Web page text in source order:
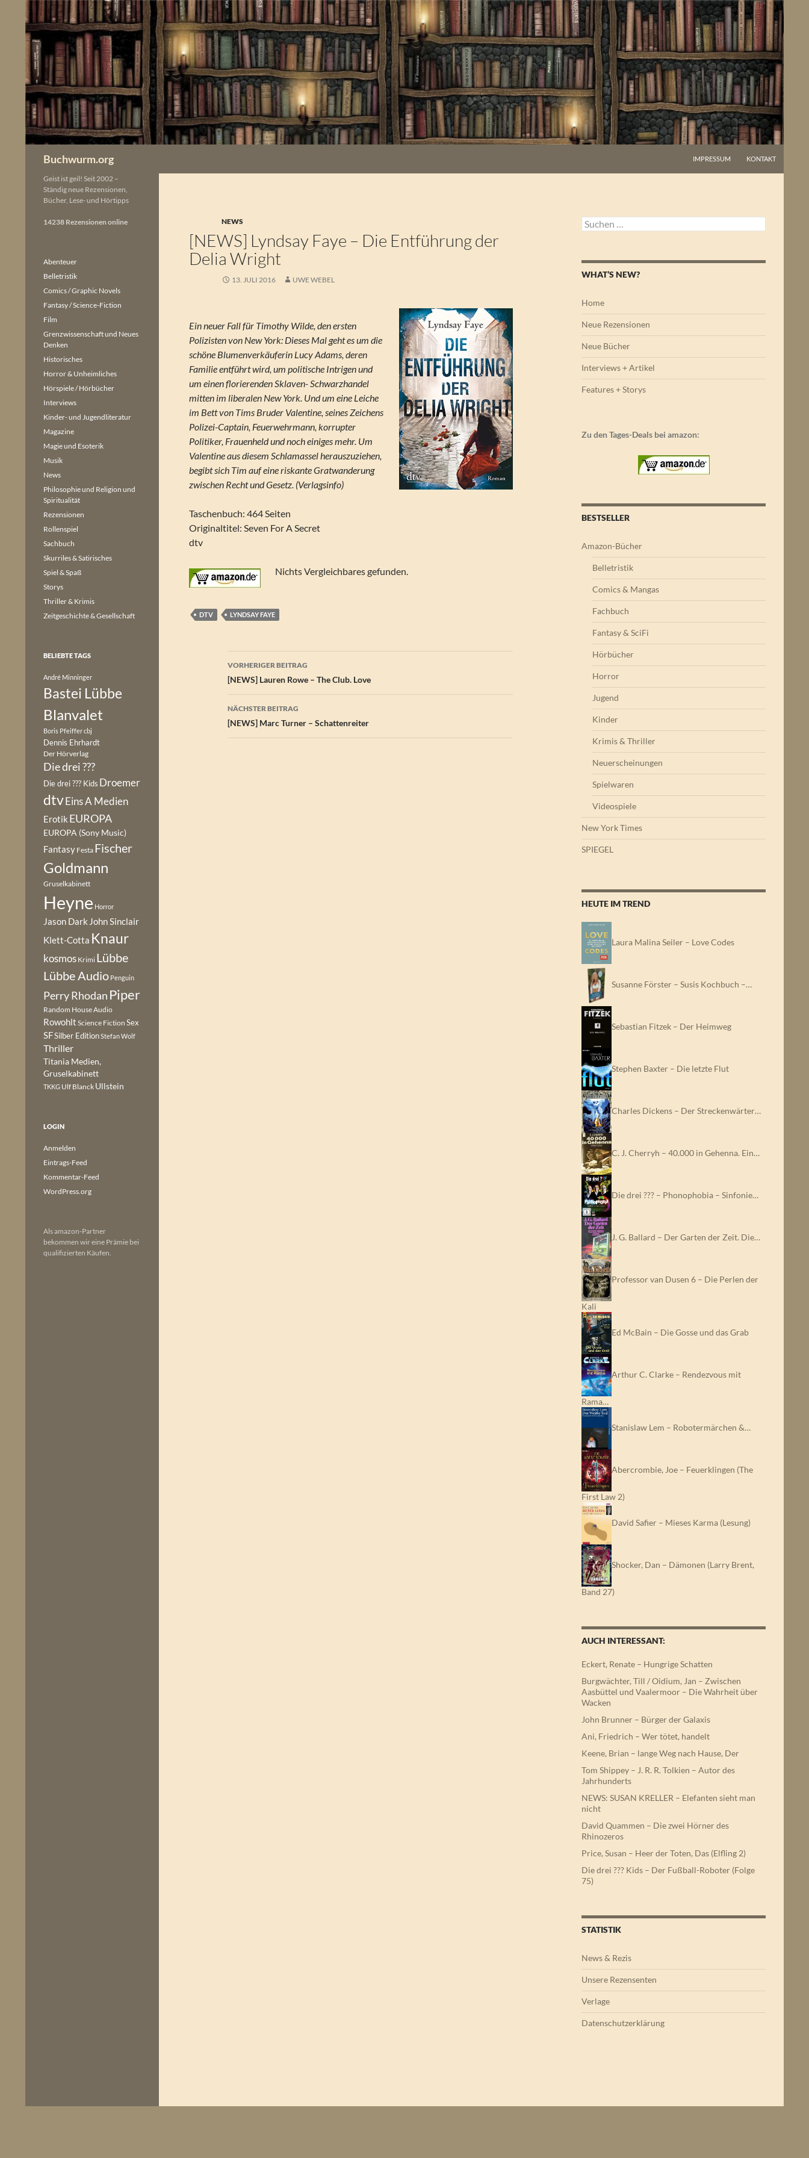
springen
Buchwurm.org IMPRESSUM KONTAKT
NEWS
[NEWS] Lyndsay Faye – Die Entführung der
Delia Wright
13. JULI 2016 UWE WEBEL
Ein neuer Fall für Timothy Wilde, den ersten
Polizisten von New York: Dieses Mal geht es um die
schöne Blumenverkäuferin Lucy Adams, deren
Familie entführt wird, um politische Intrigen und
um einen florierenden Sklaven- Schwarzhandel
mitten im liberalen New York. Und um eine Leiche
im Bett von Tims Bruder Valentine, seines Zeichens
Polizei-Captain, Feuerwehrmann, korrupter
Politiker, Frauenheld und noch einiges mehr. Um
Valentine aus diesem Schlamassel herauszuziehen,
begibt sich Tim auf eine riskante Gratwanderung
zwischen Recht und Gesetz. (Verlagsinfo)
Taschenbuch: 464 Seiten
Originaltitel: Seven For A Secret
dtv
Nichts Vergleichbares gefunden.
DTV LYNDSAY FAYE
Beitragsnavigation
VORHERIGER BEITRAG
[NEWS] Lauren Rowe – The Club. Love
NÄCHSTER BEITRAG
[NEWS] Marc Turner – Schattenreiter
Suchen
nach:
WHAT’S NEW?
Home
Neue Rezensionen
Neue Bücher
Interviews + Artikel
Features + Storys
Zu den Tages-Deals bei amazon:
BESTSELLER
Amazon-Bücher
Belletristik
Comics & Mangas
Fachbuch
Fantasy & SciFi
Hörbücher
Horror
Jugend
Kinder
Krimis & Thriller
Neuerscheinungen
Spielwaren
Videospiele
New York Times
SPIEGEL
HEUTE IM TREND
Laura Malina Seiler – Love Codes
Susanne Förster – Susis Kochbuch –…
Sebastian Fitzek – Der Heimweg
Stephen Baxter – Die letzte Flut
Charles Dickens – Der Streckenwärter…
C. J. Cherryh – 40.000 in Gehenna. Ein…
Die drei ??? – Phonophobia – Sinfonie…
J. G. Ballard – Der Garten der Zeit. Die…
Professor van Dusen 6 – Die Perlen der
Kali
Ed McBain – Die Gosse und das Grab
Arthur C. Clarke – Rendezvous mit
Rama…
Stanislaw Lem – Robotermärchen &…
Abercrombie, Joe – Feuerklingen (The
First Law 2)
David Safier – Mieses Karma (Lesung)
Shocker, Dan – Dämonen (Larry Brent,
Band 27)
AUCH INTERESSANT:
Eckert, Renate – Hungrige Schatten
Burgwächter, Till / Oidium, Jan – Zwischen
Aasbüttel und Vaalermoor – Die Wahrheit über
Wacken
John Brunner – Bürger der Galaxis
Ani, Friedrich – Wer tötet, handelt
Keene, Brian – lange Weg nach Hause, Der
Tom Shippey – J. R. R. Tolkien – Autor des
Jahrhunderts
NEWS: SUSAN KRELLER – Elefanten sieht man
nicht
David Quammen – Die zwei Hörner des
Rhinozeros
Price, Susan – Heer der Toten, Das (Elfling 2)
Die drei ??? Kids – Der Fußball-Roboter (Folge
75)
STATISTIK
News & Rezis
Unsere Rezensenten
Verlage
Datenschutzerklärung
Geist ist geil! Seit 2002 –
Ständig neue Rezensionen,
Bücher, Lese- und Hörtipps
14238 Rezensionen online
Abenteuer
Belletristik
Comics / Graphic Novels
Fantasy / Science-Fiction
Film
Grenzwissenschaft und Neues
Denken
Historisches
Horror & Unheimliches
Hörspiele / Hörbücher
Interviews
Kinder- und Jugendliteratur
Magazine
Magie und Esoterik
Musik
News
Philosophie und Religion und
Spiritualität
Rezensionen
Rollenspiel
Sachbuch
Skurriles & Satirisches
Spiel & Spaß
Storys
Thriller & Krimis
Zeitgeschichte & Gesellschaft
BELIEBTE TAGS
André Minninger
Bastei Lübbe
Blanvalet
Boris Pfeiffercbj
Dennis Ehrhardt
Der Hörverlag
Die drei ???
Die drei ??? Kids Droemer
dtvEins A Medien
Erotik EUROPA
EUROPA (Sony Music)
Fantasy Festa Fischer
Goldmann
Gruselkabinett
Heyne Horror
Jason Dark John Sinclair
Klett-Cotta Knaur
kosmos Krimi Lübbe
Lübbe Audio Penguin
Perry Rhodan Piper
Random House Audio
Rowohlt Science Fiction Sex
SFSilber EditionStefan Wolf
Thriller
Titania Medien,
Gruselkabinett
TKKG Ulf Blanck Ullstein
LOGIN
Anmelden
Eintrags-Feed
Kommentar-Feed
WordPress.org
Als amazon-Partner
bekommen wir eine Prämie bei
qualifizierten Käufen.